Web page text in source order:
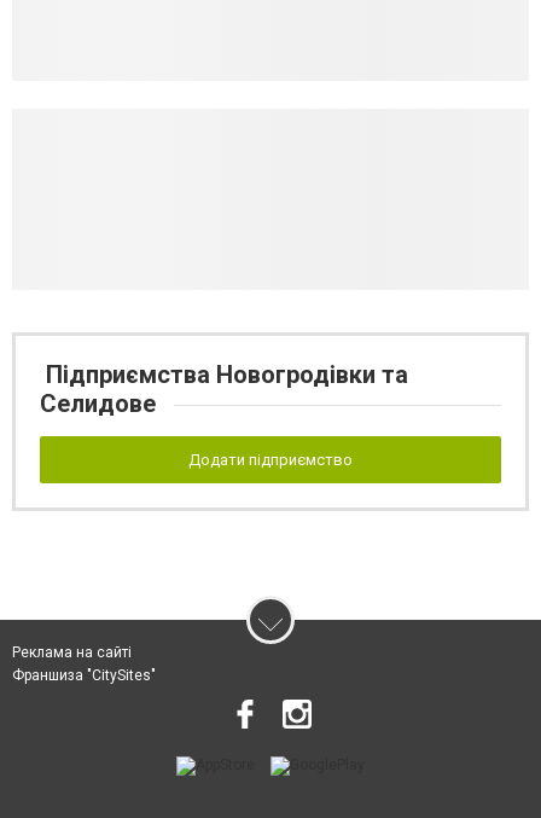
Підприємства Новогродівки та
Селидове
Додати підприємство
Реклама на сайті
Франшиза "CitySites"